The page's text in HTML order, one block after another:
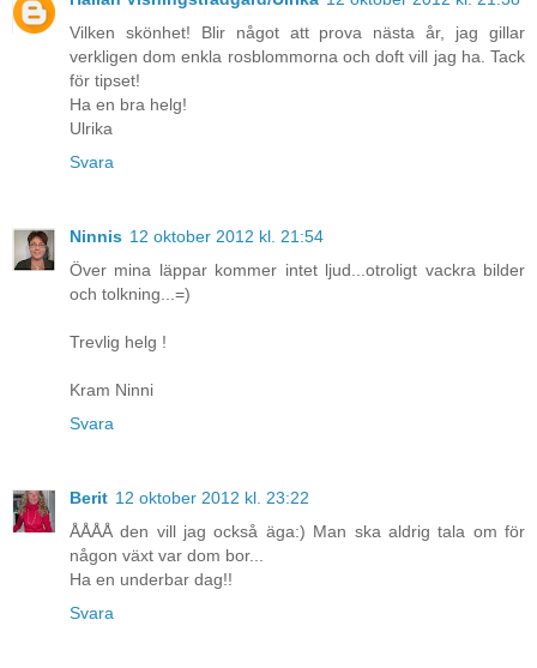
Vilken skönhet! Blir något att prova nästa år, jag gillar
verkligen dom enkla rosblommorna och doft vill jag ha. Tack
för tipset!
Ha en bra helg!
Ulrika
Svara
Ninnis 12 oktober 2012 kl. 21:54
Över mina läppar kommer intet ljud...otroligt vackra bilder
och tolkning...=)
Trevlig helg !
Kram Ninni
Svara
Berit 12 oktober 2012 kl. 23:22
ÅÅÅÅ den vill jag också äga:) Man ska aldrig tala om för
någon växt var dom bor...
Ha en underbar dag!!
Svara